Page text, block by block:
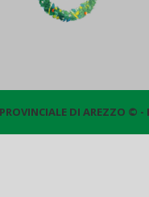
PROVINCIALE DI AREZZO